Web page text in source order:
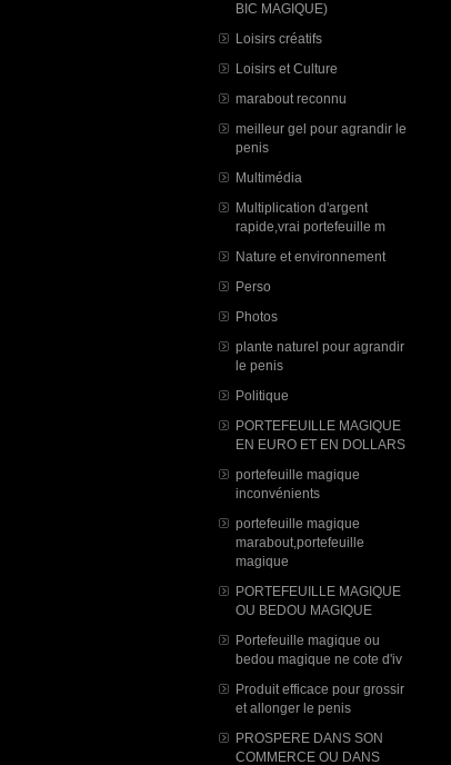
BIC MAGIQUE)
Loisirs créatifs
Loisirs et Culture
marabout reconnu
meilleur gel pour agrandir le
penis
Multimédia
Multiplication d'argent
rapide,vrai portefeuille m
Nature et environnement
Perso
Photos
plante naturel pour agrandir
le penis
Politique
PORTEFEUILLE MAGIQUE
EN EURO ET EN DOLLARS
portefeuille magique
inconvénients
portefeuille magique
marabout,portefeuille
magique
PORTEFEUILLE MAGIQUE
OU BEDOU MAGIQUE
Portefeuille magique ou
bedou magique ne cote d'iv
Produit efficace pour grossir
et allonger le penis
PROSPERE DANS SON
COMMERCE OU DANS